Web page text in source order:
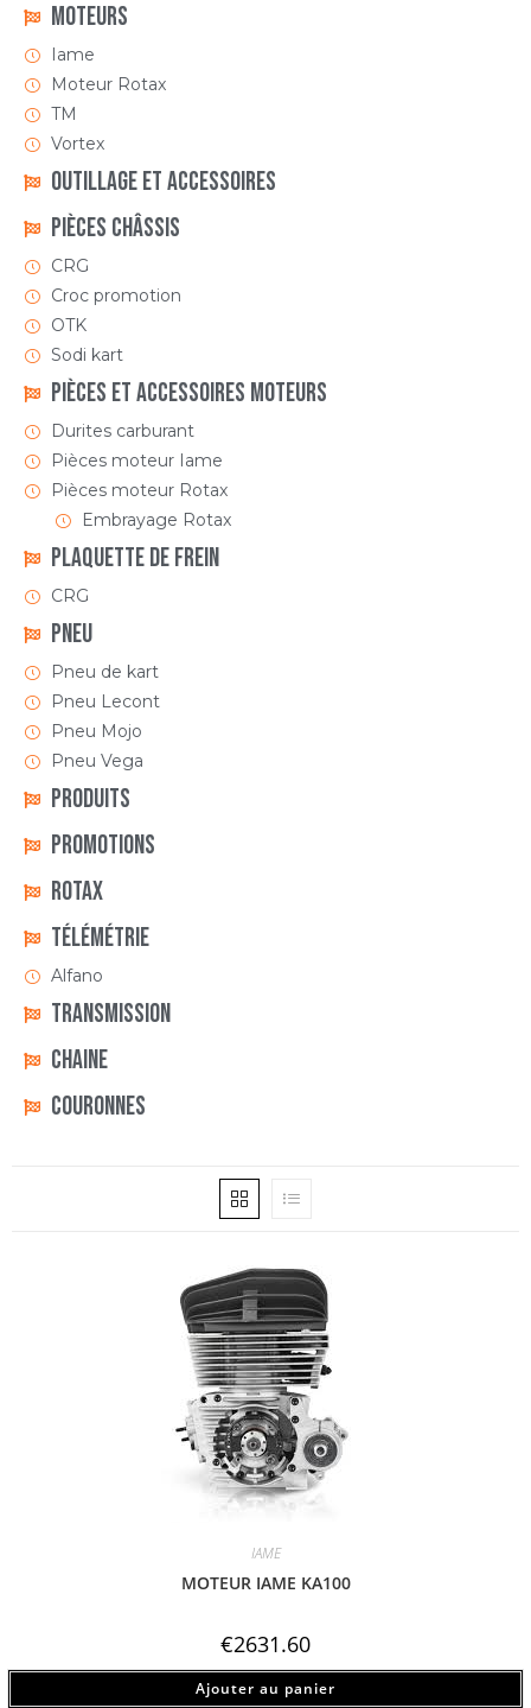
Moteurs
Iame
Moteur Rotax
TM
Vortex
Outillage et Accessoires
Pièces Châssis
CRG
Croc promotion
OTK
Sodi kart
Pièces et accessoires moteurs
Durites carburant
Pièces moteur Iame
Pièces moteur Rotax
Embrayage Rotax
Plaquette de frein
CRG
Pneu
Pneu de kart
Pneu Lecont
Pneu Mojo
Pneu Vega
Produits
Promotions
Rotax
Télémétrie
Alfano
Transmission
Chaine
Couronnes
IAME
MOTEUR IAME KA100
€2631.60
Ajouter au panier